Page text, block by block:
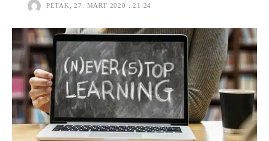
PETAK, 27. MART 2020 : 21:24